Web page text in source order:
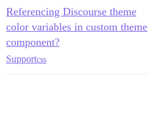
Referencing Discourse theme
color variables in custom theme
component?
Supportcss